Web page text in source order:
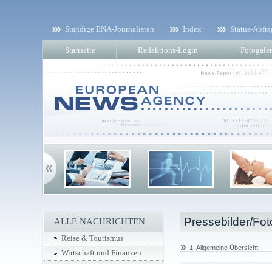
Ständige ENA-Journalisten Index Status-
Startseite Redaktions-Login
Pressebilder/
1. Allgemeine Übersicht
ALLE NACHRICHTEN
Reise & Tourismus
Wirtschaft und Finanzen